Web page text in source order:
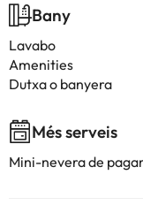
Bany
Lavabo
Amenities
Dutxa o banyera
Més serveis
Mini-nevera de